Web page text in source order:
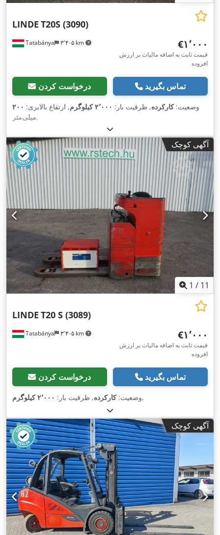
Tatabánya ۳٬۴۰۵ km
LINDE T20S (3090)
‎€۱٬۰۰۰
قیمت ثابت به اضافه مالیات بر ارزش
افزوده
درخواست کردن تماس بگیرید
وضعیت:کارکرده, ظرفیت بار: ۲٬۰۰۰ کیلوگرم , ارتفاع بالابری: ۲۰۰
میلی‌متر,
آگهی کوچک
1 / 11
Tatabánya ۳٬۴۰۵ km
LINDE T20 S (3089)
‎€۱٬۰۰۰
قیمت ثابت به اضافه مالیات بر ارزش
افزوده
درخواست کردن تماس بگیرید
وضعیت:کارکرده, ظرفیت بار: ۲٬۰۰۰ کیلوگرم ,
آگهی کوچک